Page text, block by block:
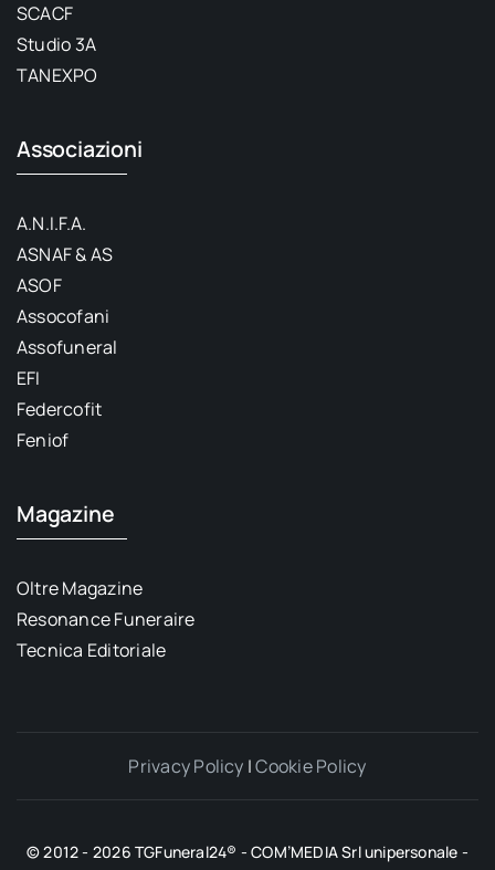
SCACF
Studio 3A
TANEXPO
Associazioni
A.N.I.F.A.
ASNAF & AS
ASOF
Assocofani
Assofuneral
EFI
Federcofit
Feniof
Magazine
Oltre Magazine
Resonance Funeraire
Tecnica Editoriale
Privacy Policy |Cookie Policy
© 2012 - 2026 TGFuneral24® - COM’MEDIA Srl unipersonale -